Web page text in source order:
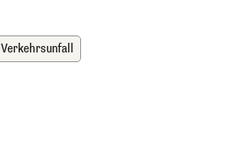
Verkehrsunfall